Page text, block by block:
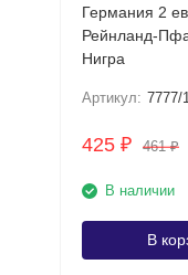
Германия 2
Рейнланд-
Нигра
Артикул: 7777/
425 ₽ 461₽
В наличии
В